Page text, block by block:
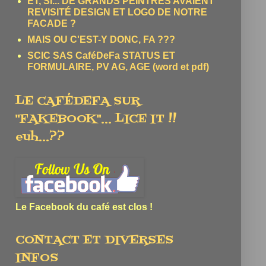
REVISITÉ DESIGN ET LOGO DE NOTRE
FACADE ?
MAIS OU C'EST-Y DONC, FA ???
SCIC SAS CaféDeFa STATUS ET
FORMULAIRE, PV AG, AGE (word et pdf)
LE CAFÉDEFA SUR
"FAKEBOOK"... LICE IT !!
euh...??
Le Facebook du café est clos !
CONTACT ET DIVERSES
INFOS